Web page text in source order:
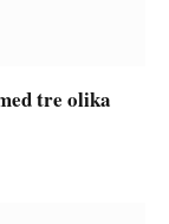
tre olika